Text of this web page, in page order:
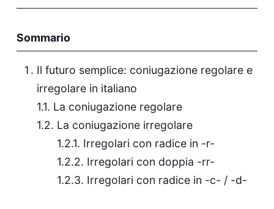
Sommario
Il futuro semplice: coniugazione regolare e
irregolare in italiano
La coniugazione regolare
La coniugazione irregolare
Irregolari con radice in -r-
Irregolari con doppia -rr-
Irregolari con radice in -c- / -d-